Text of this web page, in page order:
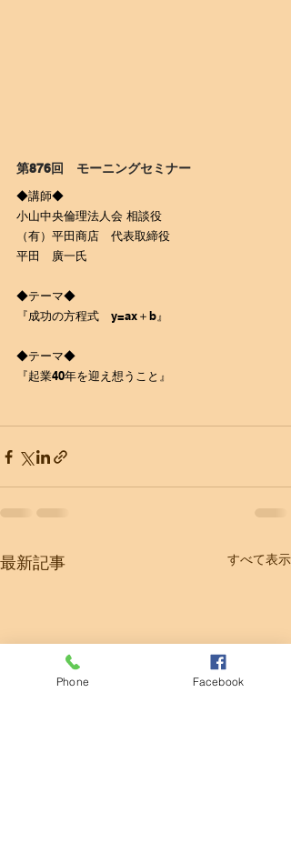
第876回　モーニングセミナー
◆講師◆
小山中央倫理法人会 相談役
（有）平田商店　代表取締役
平田　廣一氏
◆テーマ◆
『成功の方程式　y=ax＋b』
​◆テーマ◆
『起業40年を迎え想うこと』
最新記事 すべて表示
Phone Facebook